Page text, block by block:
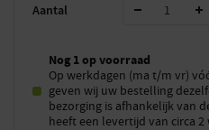
Aantal
Nog 1 op voorraad
Op werkdagen (ma t/m vr)
geven wij uw bestelling
bezorging is afhankelijk van
heeft een levertijd van circa 2